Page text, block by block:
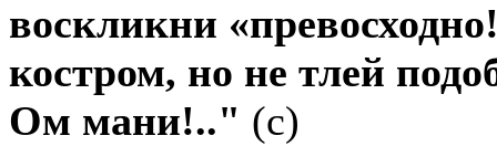
воскликни
костром, но не тлей
Ом мани!.." (с)